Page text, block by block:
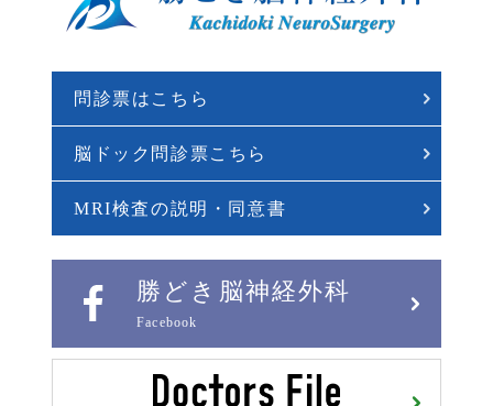
問診票はこちら
脳ドック問診票こちら
MRI検査の説明・同意書